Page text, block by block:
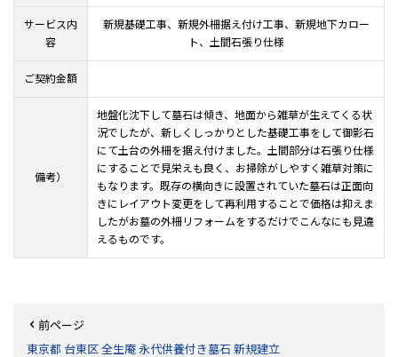
サービス内
容
新規基礎工事、新規外柵据え付け工事、新規地下カロー
ト、土間石張り仕様
ご契約金額
備考）
地盤化沈下して墓石は傾き、地面から雑草が生えてくる状
況でしたが、新しくしっかりとした基礎工事をして御影石
にて土台の外柵を据え付けました。土間部分は石張り仕様
にすることで見栄えも良く、お掃除がしやすく雑草対策に
もなります。既存の横向きに設置されていた墓石は正面向
きにレイアウト変更をして再利用することで価格は抑えま
したがお墓の外柵リフォームをするだけでこんなにも見違
えるものです。
前ページ
東京都 台東区 全生庵 永代供養付き墓石 新規建立